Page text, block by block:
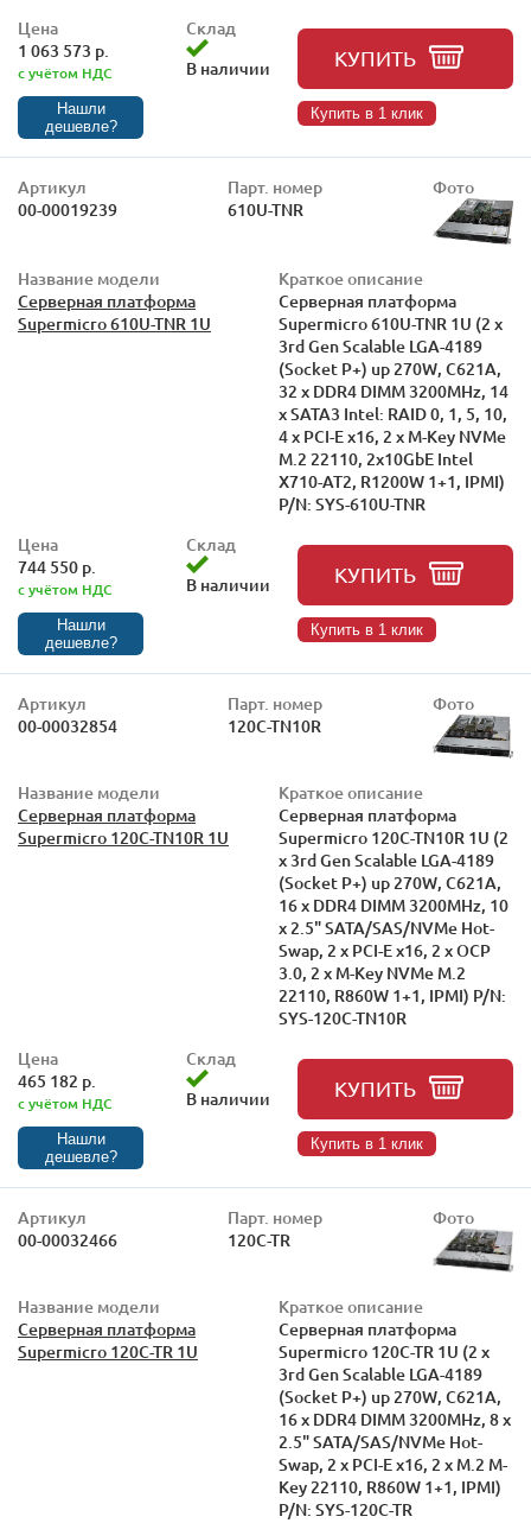
Цена
1 063 573 р.
с учётом НДС
Нашли
дешевле?
Склад
В наличии
КУПИТЬ
Купить в 1 клик
Артикул
00-00019239
Парт. номер
610U-TNR
Фото
Название модели
Серверная платформа
Supermicro 610U-TNR 1U
Краткое описание
Серверная платформа
Supermicro 610U-TNR 1U (2 x
3rd Gen Scalable LGA-4189
(Socket P+) up 270W, C621A,
32 x DDR4 DIMM 3200MHz, 14
x SATA3 Intel: RAID 0, 1, 5, 10,
4 x PCI-E x16, 2 x M-Key NVMe
M.2 22110, 2x10GbE Intel
X710-AT2, R1200W 1+1, IPMI)
P/N: SYS-610U-TNR
Цена
744 550 р.
с учётом НДС
Нашли
дешевле?
Склад
В наличии
КУПИТЬ
Купить в 1 клик
Артикул
00-00032854
Парт. номер
120C-TN10R
Фото
Название модели
Серверная платформа
Supermicro 120C-TN10R 1U
Краткое описание
Серверная платформа
Supermicro 120C-TN10R 1U (2
x 3rd Gen Scalable LGA-4189
(Socket P+) up 270W, C621A,
16 x DDR4 DIMM 3200MHz, 10
x 2.5" SATA/SAS/NVMe Hot-
Swap, 2 x PCI-E x16, 2 x OCP
3.0, 2 x M-Key NVMe M.2
22110, R860W 1+1, IPMI) P/N:
SYS-120C-TN10R
Цена
465 182 р.
с учётом НДС
Нашли
дешевле?
Склад
В наличии
КУПИТЬ
Купить в 1 клик
Артикул
00-00032466
Парт. номер
120C-TR
Фото
Название модели
Серверная платформа
Supermicro 120C-TR 1U
Краткое описание
Серверная платформа
Supermicro 120C-TR 1U (2 x
3rd Gen Scalable LGA-4189
(Socket P+) up 270W, C621A,
16 x DDR4 DIMM 3200MHz, 8 x
2.5" SATA/SAS/NVMe Hot-
Swap, 2 x PCI-E x16, 2 x M.2 M-
Key 22110, R860W 1+1, IPMI)
P/N: SYS-120C-TR